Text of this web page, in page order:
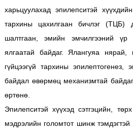
харьцуулахад эпилепситэй
тархины цахилгаан бичлэг (ТЦБ)
шалтгаан, эмийн эмчилгээний үр
ялгаатай байдаг. Ялангуяа нярай,
гүйцээгүй тархины эпилептогенез,
байдал өвөрмөц механизмтай
өртөнө.
Эпилепситэй хүүхэд сэтгэцийн,
мэдрэлийн голомтот шинж